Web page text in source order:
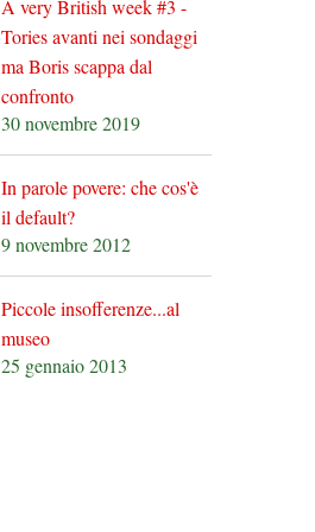
A very British week #3 -
Tories avanti nei sondaggi
ma Boris scappa dal
confronto
30 novembre 2019
In parole povere: che cos'è
il default?
9 novembre 2012
Piccole insofferenze...al
museo
25 gennaio 2013